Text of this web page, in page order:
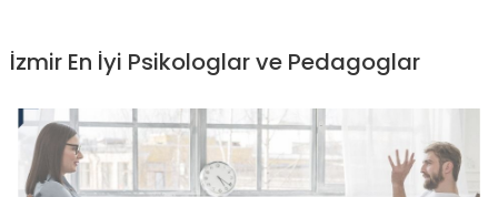
İzmir En İyi Psikologlar ve Pedagoglar